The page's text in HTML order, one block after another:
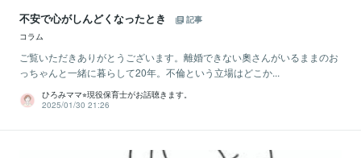
不安で心がしんどくなったとき
記事
コラム
ご覧いただきありがとうございます。離婚できない奧さんがいるままのお
っちゃんと一緒に暮らして20年。不倫という立場はどこか...
ひろみママ⭐︎現役保育士がお話聴きます。
2025/01/30 21:26